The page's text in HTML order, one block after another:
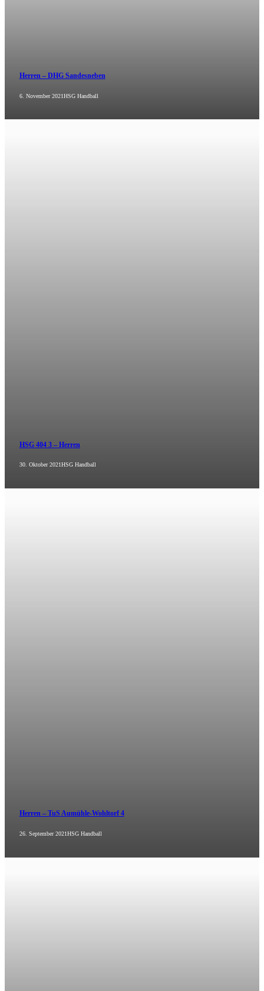
Herren – DHG Sandesneben
6. November 2021HSG Handball
HSG 404 3 – Herren
30. Oktober 2021HSG Handball
Herren – TuS Aumühle-Wohltorf 4
26. September 2021HSG Handball